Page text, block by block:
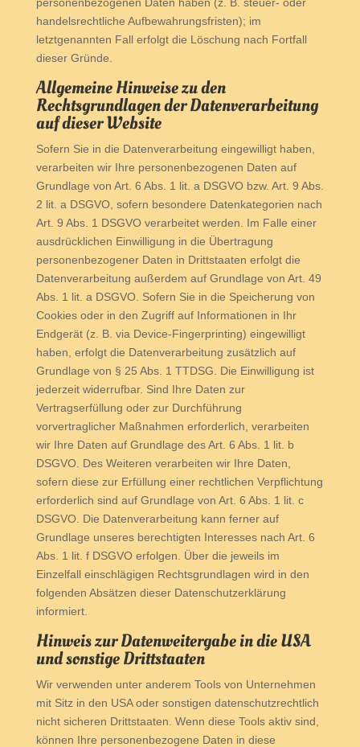
handelsrechtliche Aufbewahrungsfristen); im
letztgenannten Fall erfolgt die Löschung nach Fortfall
dieser Gründe.
Allgemeine Hinweise zu den
Rechtsgrundlagen der Datenverarbeitung
auf dieser Website
Sofern Sie in die Datenverarbeitung eingewilligt haben,
verarbeiten wir Ihre personenbezogenen Daten auf
Grundlage von Art. 6 Abs. 1 lit. a DSGVO bzw. Art. 9 Abs.
2 lit. a DSGVO, sofern besondere Datenkategorien nach
Art. 9 Abs. 1 DSGVO verarbeitet werden. Im Falle einer
ausdrücklichen Einwilligung in die Übertragung
personenbezogener Daten in Drittstaaten erfolgt die
Datenverarbeitung außerdem auf Grundlage von Art. 49
Abs. 1 lit. a DSGVO. Sofern Sie in die Speicherung von
Cookies oder in den Zugriff auf Informationen in Ihr
Endgerät (z. B. via Device-Fingerprinting) eingewilligt
haben, erfolgt die Datenverarbeitung zusätzlich auf
Grundlage von § 25 Abs. 1 TTDSG. Die Einwilligung ist
jederzeit widerrufbar. Sind Ihre Daten zur
Vertragserfüllung oder zur Durchführung
vorvertraglicher Maßnahmen erforderlich, verarbeiten
wir Ihre Daten auf Grundlage des Art. 6 Abs. 1 lit. b
DSGVO. Des Weiteren verarbeiten wir Ihre Daten,
sofern diese zur Erfüllung einer rechtlichen Verpflichtung
erforderlich sind auf Grundlage von Art. 6 Abs. 1 lit. c
DSGVO. Die Datenverarbeitung kann ferner auf
Grundlage unseres berechtigten Interesses nach Art. 6
Abs. 1 lit. f DSGVO erfolgen. Über die jeweils im
Einzelfall einschlägigen Rechtsgrundlagen wird in den
folgenden Absätzen dieser Datenschutzerklärung
informiert.
Hinweis zur Datenweitergabe in die USA
und sonstige Drittstaaten
Wir verwenden unter anderem Tools von Unternehmen
mit Sitz in den USA oder sonstigen datenschutzrechtlich
nicht sicheren Drittstaaten. Wenn diese Tools aktiv sind,
können Ihre personenbezogene Daten in diese